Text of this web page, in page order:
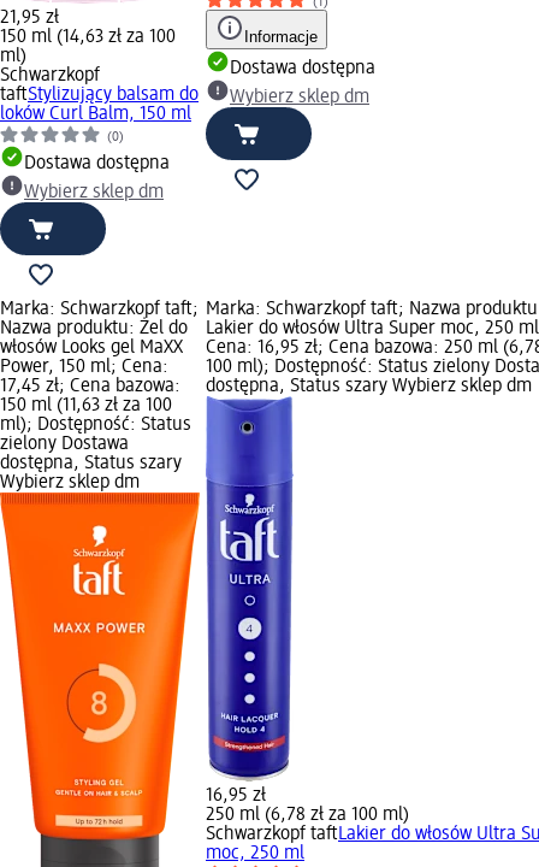
21,95 zł
150 ml (14,63 zł za 100
ml)
Schwarzkopf
taftStylizujący balsam do
loków Curl Balm, 150 ml
(0)
Dostawa dostępna
Wybierz sklep dm
Informacje
Dostawa dostępna
Wybierz sklep dm
Marka: Schwarzkopf taft;
Nazwa produktu: Żel do
włosów Looks gel MaXX
Power, 150 ml; Cena:
17,45 zł; Cena bazowa:
150 ml (11,63 zł za 100
ml); Dostępność: Status
zielony Dostawa
dostępna, Status szary
Wybierz sklep dm
Marka: Schwarzkopf taft; Nazwa
Lakier do włosów Ultra Super moc, 250
Cena: 16,95 zł; Cena bazowa: 250 ml
100 ml); Dostępność: Status zielony
dostępna, Status szary Wybierz sklep dm
16,95 zł
250 ml (6,78 zł za 100 ml)
Schwarzkopf taftLakier do włosów Ultra
moc, 250 ml